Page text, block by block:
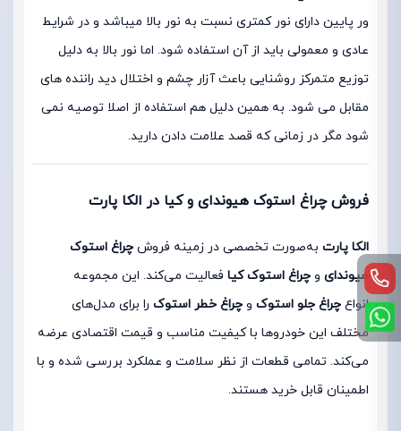
ور پایین دارای نور کمتری نسبت به نور بالا میباشد و در شرایط
عادی و معمولی باید از آن استفاده شود. اما نور بالا به دلیل
توزیع متمرکز روشنایی باعث آزار چشم و اختلال دید راننده های
مقابل می شود. به همین دلیل هم استفاده از اصلا توصیه نمی
شود مگر در زمانی که قصد علامت دادن دارید.
فروش چراغ استوک هیوندای و کیا در الکا پارت
الکا پارت به‌صورت تخصصی در زمینه فروش چراغ استوک
هیوندای و چراغ استوک کیا فعالیت می‌کند. این مجموعه
انواع چراغ جلو استوک و چراغ خطر استوک را برای مدل‌های
مختلف این خودروها با کیفیت مناسب و قیمت اقتصادی عرضه
می‌کند. تمامی قطعات از نظر سلامت و عملکرد بررسی شده و با
اطمینان قابل خرید هستند.